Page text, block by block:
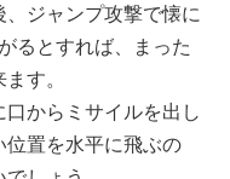
ジャンプ攻撃で懐に
るとすれば、まった
す。
からミサイルを出し
位置を水平に飛ぶの